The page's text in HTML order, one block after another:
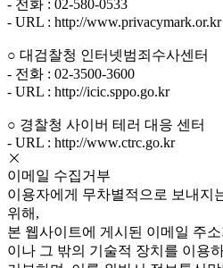
- 전화 : 02-580-0533
- URL : http://www.privacymark.or.kr
○ 대검찰청 인터넷범죄수사센터
- 전화 : 02-3500-3600
- URL : http://icic.sppo.go.kr
○ 경찰청 사이버 테러 대응 센터
- URL : http://www.ctrc.go.kr
이메일 수집거부
이용자에게 무차별적으로 보내지
위해,
본 웹사이트에 게시된 이메일 주
이나 그 밖의 기술적 장치를 이용